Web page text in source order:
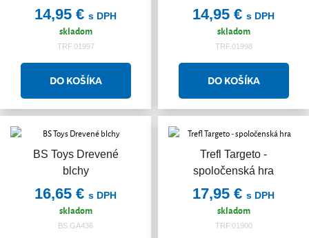
14,95 € s DPH
skladom
TRF.01997
14,95 € s DPH
skladom
TRF.01998
BS Toys Drevené
blchy
16,65 € s DPH
skladom
BS.GA436
Trefl Targeto -
spoločenská hra
17,95 € s DPH
skladom
TRF.01900